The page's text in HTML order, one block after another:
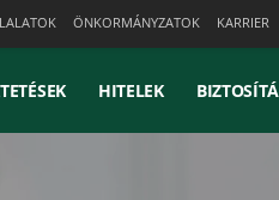
ÖNKORMÁNYZATOK KARRIER
HITELEK